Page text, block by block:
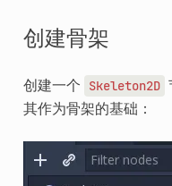
创建骨架
创建一个 Skeleton2D
其作为骨架的基础：